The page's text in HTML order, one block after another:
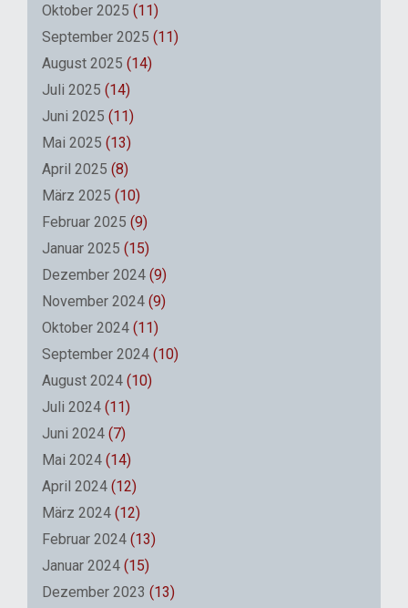
Oktober 2025 (11)
September 2025 (11)
August 2025 (14)
Juli 2025 (14)
Juni 2025 (11)
Mai 2025 (13)
April 2025 (8)
März 2025 (10)
Februar 2025 (9)
Januar 2025 (15)
Dezember 2024 (9)
November 2024 (9)
Oktober 2024 (11)
September 2024 (10)
August 2024 (10)
Juli 2024 (11)
Juni 2024 (7)
Mai 2024 (14)
April 2024 (12)
März 2024 (12)
Februar 2024 (13)
Januar 2024 (15)
Dezember 2023 (13)